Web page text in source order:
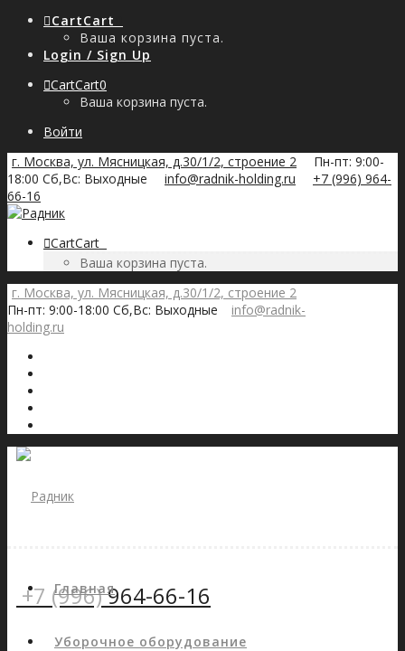
CartCart
Ваша корзина пуста.
Login / Sign Up
CartCart0
Ваша корзина пуста.
Войти
г. Москва, ул. Мясницкая, д.30/1/2, строение 2
Пн-пт: 9:00-
18:00 Сб,Вс: Выходные
info@radnik-holding.ru
+7 (996) 964-
66-16
CartCart
Ваша корзина пуста.
г. Москва, ул. Мясницкая, д.30/1/2, строение 2
Пн-пт: 9:00-18:00 Сб,Вс: Выходные
info@radnik-
holding.ru
+7 (996)964-66-16
Главная
Уборочное оборудование